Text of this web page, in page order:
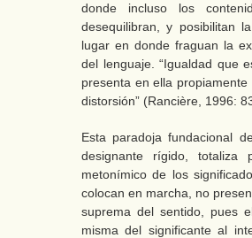
donde incluso los
desequilibran, y posibilitan
lugar en donde fraguan la
del lenguaje. “Igualdad que
presenta en ella
distorsión” (Rancière, 1996:
Esta paradoja fundacional
designante rígido, totaliza
metonímico de los
colocan en marcha, no
suprema del sentido, pues
misma del significante al